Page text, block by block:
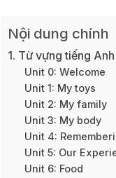
Nội dung chính
1. Từ vựng tiếng
Unit 0: Welcome
Unit 1: My toys
Unit 2: My family
Unit 3: My body
Unit 4:
Unit 5: Our
Unit 6: Food